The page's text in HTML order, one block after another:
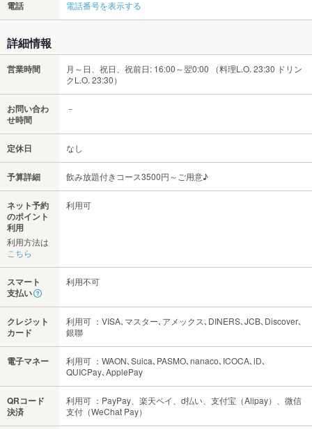
電話 電話番号を表示する
詳細情報
営業時間
月～日、祝日、祝前日: 16:00～翌0:00 （料理L.O. 23:30 ドリン
クL.O. 23:30）
お問い合わ
せ時間
－
定休日 なし
予算詳細 飲み放題付きコース3500円～ご用意♪
ネット予約
のポイント
利用
利用方法は
こちら
利用可
スマート
支払い
利用不可
クレジット
カード
利用可 ：VISA､マスター､アメックス､DINERS､JCB､Discover､
銀聯
電子マネー
利用可 ：WAON､Suica､PASMO､nanaco､ICOCA､iD､
QUICPay､ApplePay
QRコード
決済
利用可 ：PayPay、楽天ペイ、d払い、支付宝（Alipay）、微信
支付（WeChat Pay）